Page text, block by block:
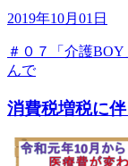
2019年10月01日
＃０７「介護
んで
消費税増税に